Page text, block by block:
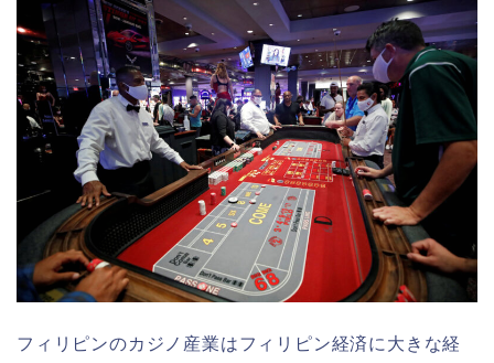
フィリピンのカジノ産業はフィリピン経済に大きな経